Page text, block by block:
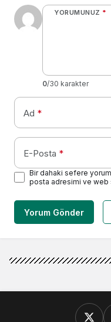
YORUMUNUZ *
0/30 karakter
Ad *
E-Posta *
Bir dahaki sefere yorum
posta adresimi ve web
Yorum Gönder